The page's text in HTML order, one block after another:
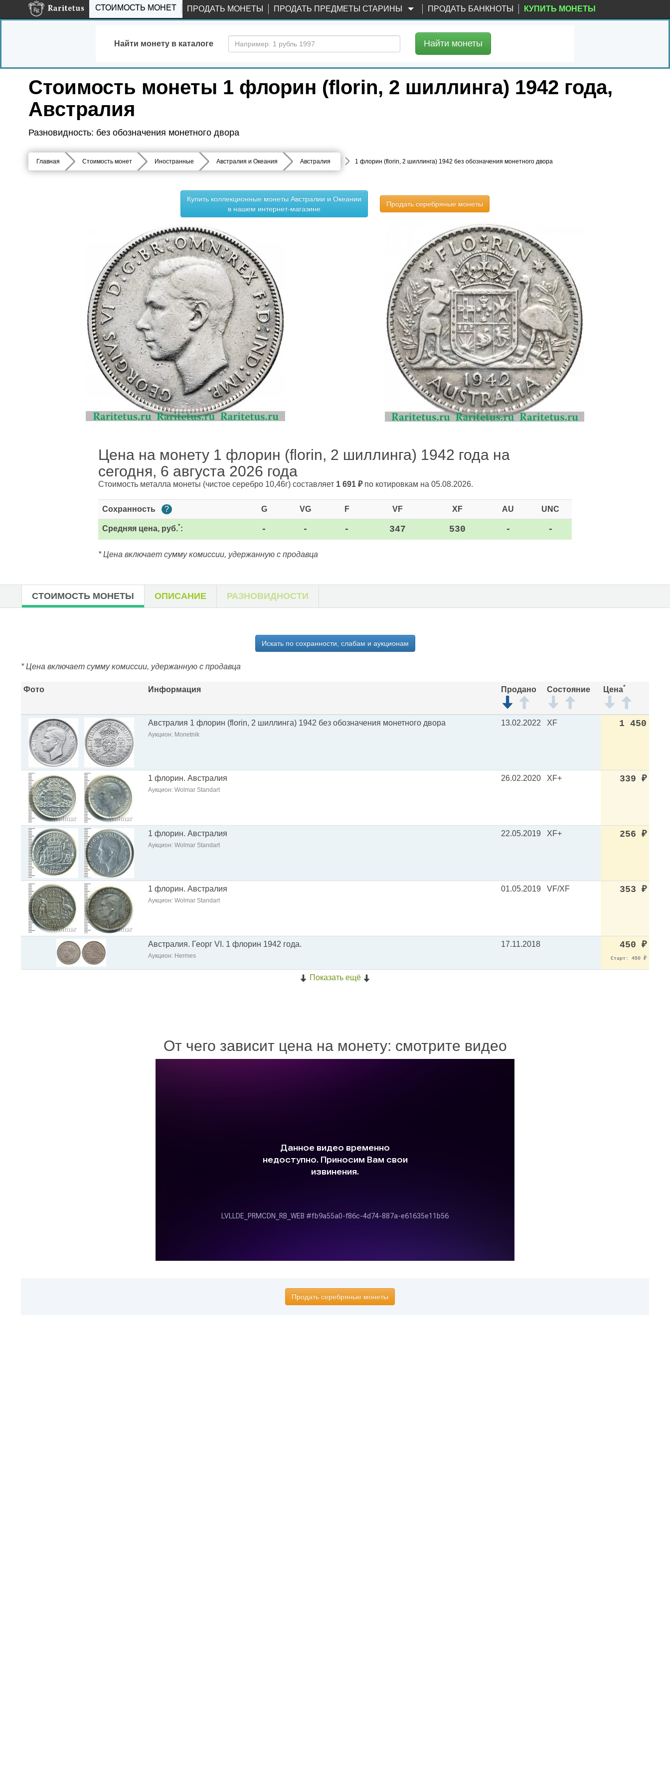
СТОИМОСТЬ МОНЕТ ПРОДАТЬ МОНЕТЫ ПРОДАТЬ ПРЕДМЕТЫ СТАРИНЫ ПРОДАТЬ БАНКНОТЫ КУПИТЬ МОНЕТЫ
Найти монету в каталоге Найти монеты
Стоимость монеты 1 флорин (florin, 2 шиллинга) 1942 года,
Австралия
Разновидность: без обозначения монетного двора
Главная Стоимость монет Иностранные Австралия и Океания Австралия 1 флорин (florin, 2 шиллинга) 1942 без обозначения монетного двора
Купить коллекционные монеты Австралии и Океании
в нашем интернет-магазине
Продать серебряные монеты
Цена на монету 1 флорин (florin, 2 шиллинга) 1942 года на
сегодня, 6 августа 2026 года
Стоимость металла монеты (чистое серебро 10,46г) составляет 1 691 ₽по котировкам на 05.08.2026.
Сохранность ? G VG F VF XF AU UNC
Средняя цена, руб.*: - - - 347 530 - -
* Цена включает сумму комиссии, удержанную с продавца
СТОИМОСТЬ МОНЕТЫ ОПИСАНИЕ РАЗНОВИДНОСТИ
Искать по сохранности, слабам и аукционам
* Цена включает сумму комиссии, удержанную с продавца
Фото Информация Продано Состояние Цена*
Австралия 1 флорин (florin, 2 шиллинга) 1942 без обозначения монетного двора
Аукцион: Monetnik
13.02.2022 XF 1 450
1 флорин. Австралия
Аукцион: Wolmar Standart
26.02.2020 XF+ 339 ₽
1 флорин. Австралия
Аукцион: Wolmar Standart
22.05.2019 XF+ 256 ₽
1 флорин. Австралия
Аукцион: Wolmar Standart
01.05.2019 VF/XF 353 ₽
Австралия. Георг VI. 1 флорин 1942 года.
Аукцион: Hermes
17.11.2018 450 ₽
Старт: 450 ₽
Показать ещё
От чего зависит цена на монету: смотрите видео
Продать серебряные монеты